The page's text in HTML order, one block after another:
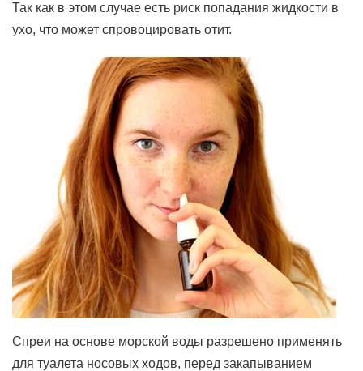
Так как в этом случае есть риск попадания жидкости в
ухо, что может спровоцировать отит.
Спреи на основе морской воды разрешено применять
для туалета носовых ходов, перед закапыванием